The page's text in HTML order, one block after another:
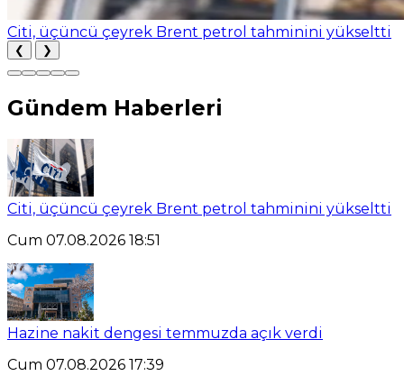
Citi, üçüncü çeyrek Brent petrol tahminini yükseltti
❮ ❯
Gündem Haberleri
Citi, üçüncü çeyrek Brent petrol tahminini yükseltti
Cum 07.08.2026 18:51
Hazine nakit dengesi temmuzda açık verdi
Cum 07.08.2026 17:39